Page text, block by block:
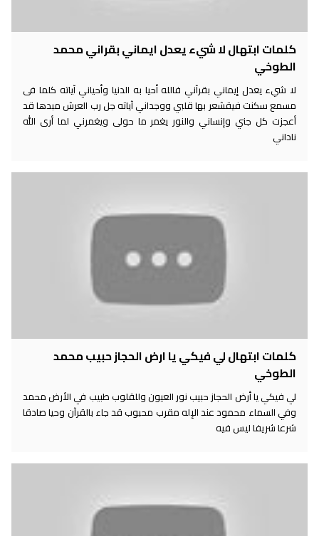
كلمات ابتهال لا شيء يعدل ايماني بقراني محمد
الطوخي
لا شيء يعدل إيماني بقرآني فالله أحيا به الدنيا وأحياني آياته كلما فى
مسمع سكنت فيقشعر بها قلبي ووجداني آياته جل رب العرش مبدها قد
أعجزت كل جني وإنساني والنور يغمر ما حولى ويغمرني لما أرى الله
ناداني
كلمات ابتهال لي فيكي يا ارض الحجاز حبيب محمد
الطوخي
لي فيكي يا أرض الحجاز حبيب نور العيون وللقلوب طبيب في الأرض محمد
وفي السماء محمود عند الإله مقرب محبوب قد جاء بالقرآن وحيا صادقا
شرعا شريفا ليس فيه